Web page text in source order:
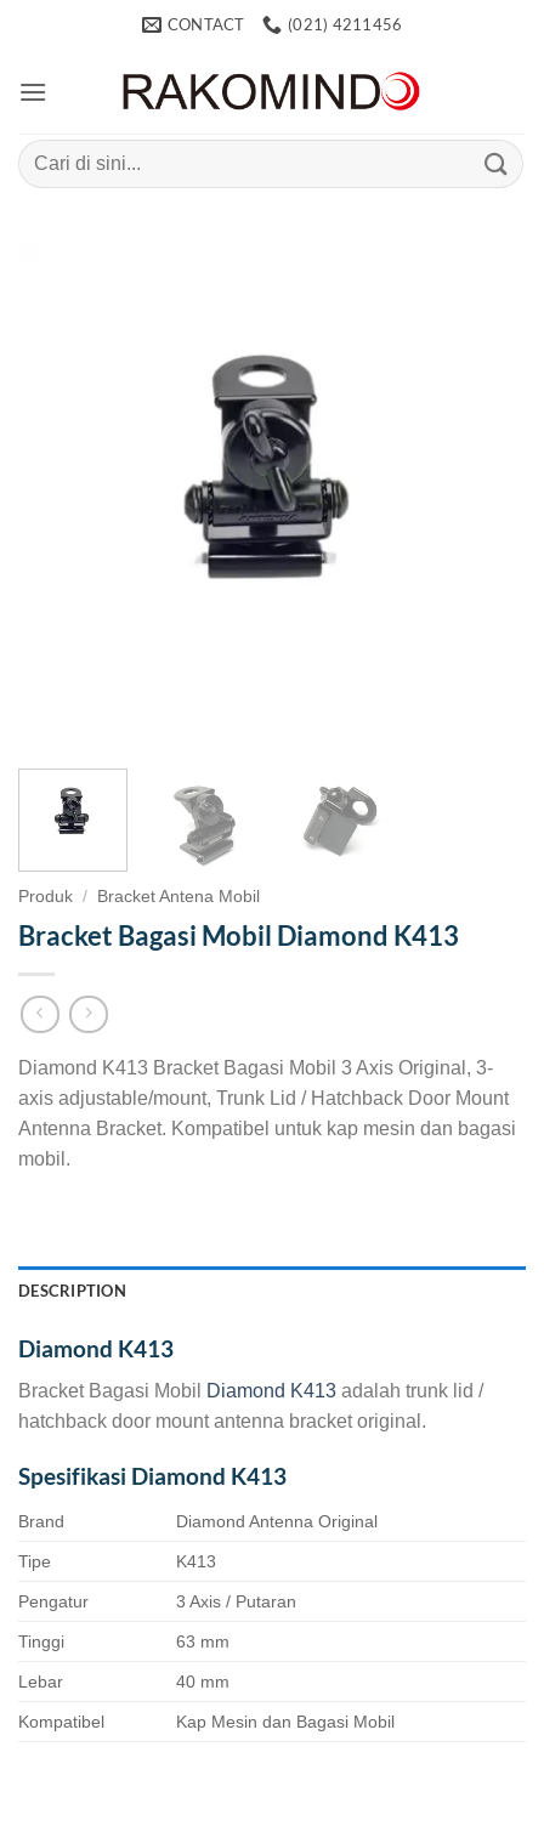
CONTACT (021) 4211456
Search
for:
Produk / Bracket Antena Mobil
Bracket Bagasi Mobil Diamond K413
Diamond K413 Bracket Bagasi Mobil 3 Axis Original, 3-
axis adjustable/mount, Trunk Lid / Hatchback Door Mount
Antenna Bracket. Kompatibel untuk kap mesin dan bagasi
mobil.
DESCRIPTION
Diamond K413
Bracket Bagasi Mobil Diamond K413 adalah trunk lid /
hatchback door mount antenna bracket original.
Spesifikasi Diamond K413
Brand Diamond Antenna Original
Tipe K413
Pengatur 3 Axis / Putaran
Tinggi 63 mm
Lebar 40 mm
Kompatibel Kap Mesin dan Bagasi Mobil